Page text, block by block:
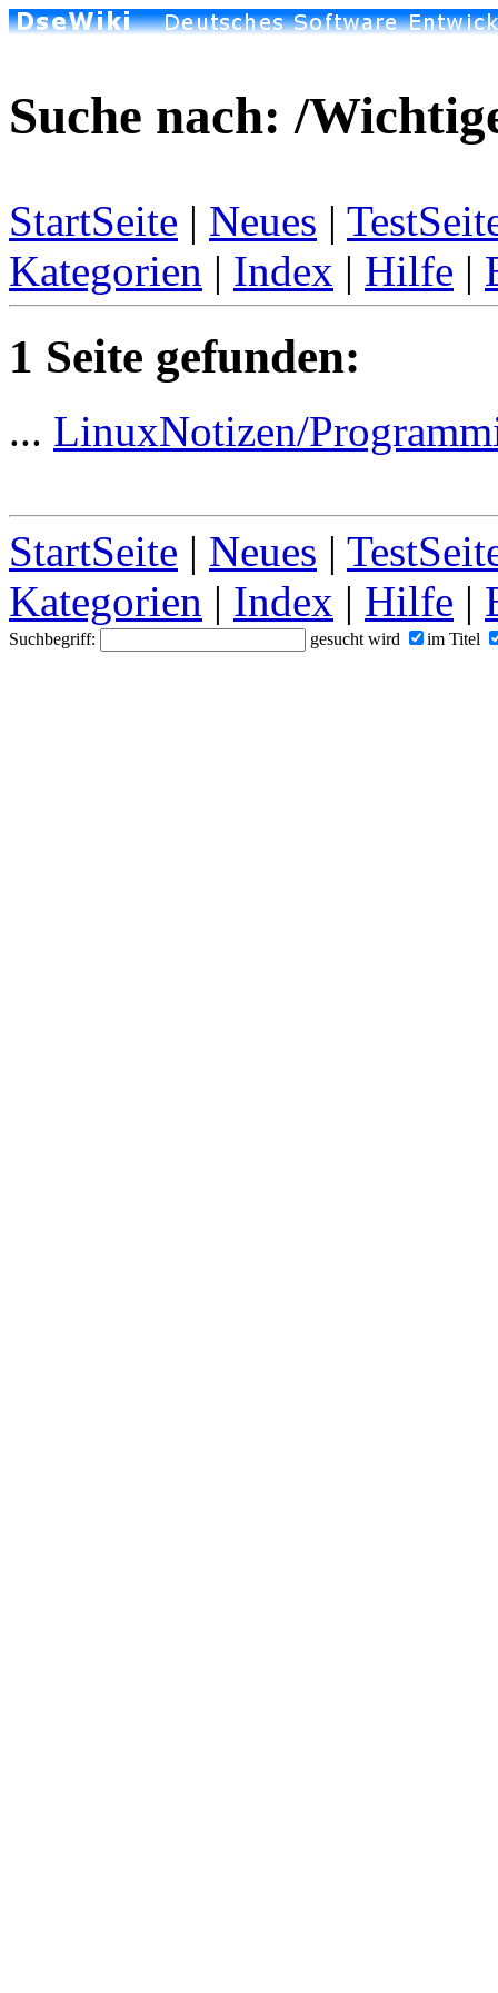
Suche nach: /
StartSeite | Neues |
Kategorien | Index | Hilfe |
1 Seite gefunden:
... LinuxNotizen/
StartSeite | Neues |
Kategorien | Index | Hilfe |
Suchbegriff: gesucht wird im Titel